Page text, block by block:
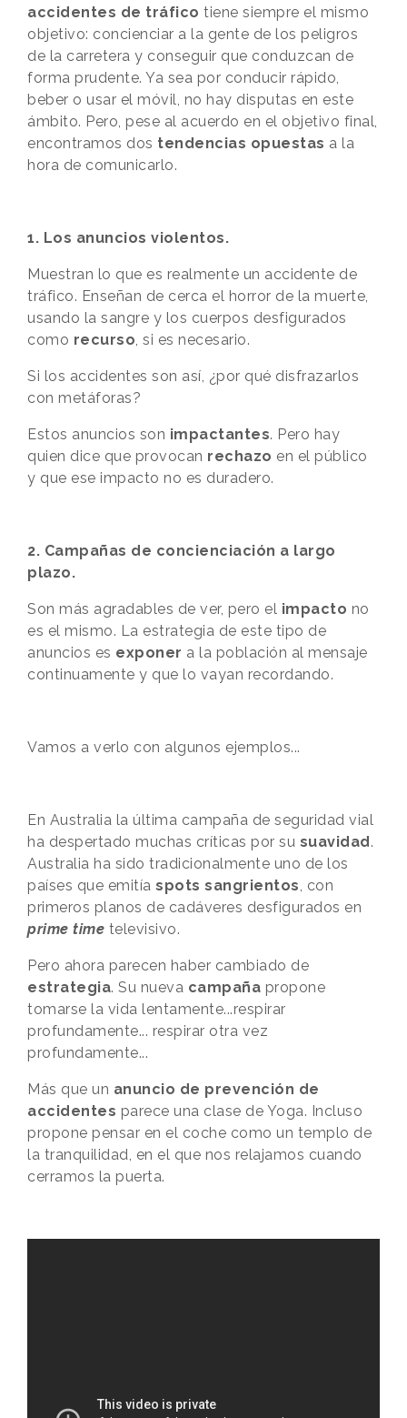
accidentes de tráfico tiene siempre el mismo
objetivo: concienciar a la gente de los peligros
de la carretera y conseguir que conduzcan de
forma prudente. Ya sea por conducir rápido,
beber o usar el móvil, no hay disputas en este
ámbito. Pero, pese al acuerdo en el objetivo final,
encontramos dos tendencias opuestas a la
hora de comunicarlo.
1. Los anuncios violentos.
Muestran lo que es realmente un accidente de
tráfico. Enseñan de cerca el horror de la muerte,
usando la sangre y los cuerpos desfigurados
como recurso , si es necesario.
Si los accidentes son así, ¿por qué disfrazarlos
con metáforas?
Estos anuncios son impactantes. Pero hay
quien dice que provocan rechazo en el público
y que ese impacto no es duradero.
2. Campañas de concienciación a largo
plazo.
Son más agradables de ver, pero el impacto no
es el mismo. La estrategia de este tipo de
anuncios es exponer a la población al mensaje
continuamente y que lo vayan recordando.
Vamos a verlo con algunos ejemplos...
En Australia la última campaña de seguridad vial
ha despertado muchas críticas por su suavidad.
Australia ha sido tradicionalmente uno de los
países que emitía spots sangrientos , con
primeros planos de cadáveres desfigurados en
prime time televisivo.
Pero ahora parecen haber cambiado de
estrategia. Su nueva campaña propone
tomarse la vida lentamente...respirar
profundamente... respirar otra vez
profundamente...
Más que un anuncio de prevención de
accidentes parece una clase de Yoga. Incluso
propone pensar en el coche como un templo de
la tranquilidad, en el que nos relajamos cuando
cerramos la puerta.